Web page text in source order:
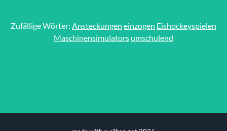
Zufällige Wörter: Ansteckungen einzogen Eishockeyspielen
Maschinensimulators umschulend